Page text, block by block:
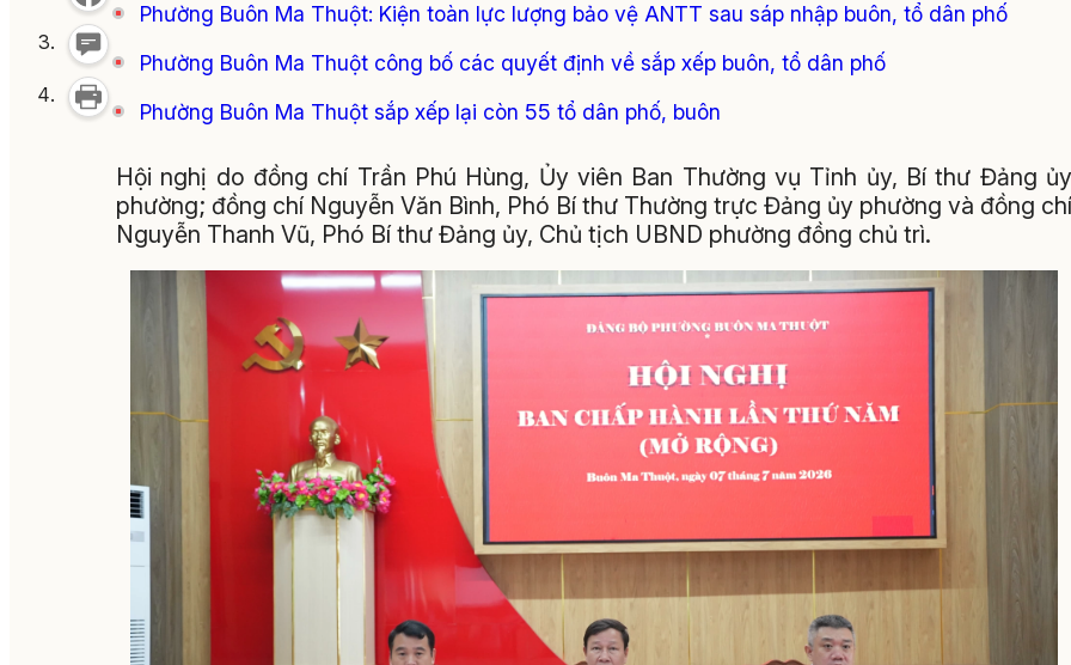
Phường Buôn Ma Thuột: Kiện toàn lực lượng bảo vệ ANTT sau sáp nhập buôn, tổ dân phố
Phường Buôn Ma Thuột công bố các quyết định về sắp xếp buôn, tổ dân phố
Phường Buôn Ma Thuột sắp xếp lại còn 55 tổ dân phố, buôn
Hội nghị do đồng chí Trần Phú Hùng, Ủy viên Ban Thường vụ Tỉnh ủy, Bí thư Đảng ủy
phường; đồng chí Nguyễn Văn Bình, Phó Bí thư Thường trực Đảng ủy phường và đồng chí
Nguyễn Thanh Vũ, Phó Bí thư Đảng ủy, Chủ tịch UBND phường đồng chủ trì.